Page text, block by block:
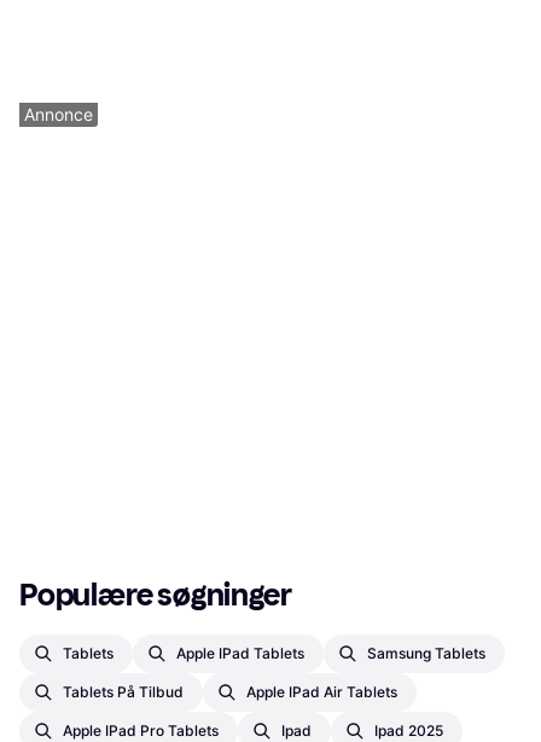
Annonce
Populære søgninger
Tablets Apple IPad Tablets Samsung Tablets
Tablets På Tilbud Apple IPad Air Tablets
Apple IPad Pro Tablets Ipad Ipad 2025